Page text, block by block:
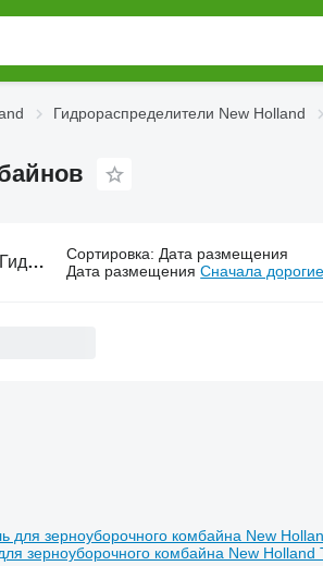
Гидрораспределители New Holland
Гидрораспределители New Holland для комбайнов Сортировка: Дата размещения
Дата размещения Сначала дорогие
зерноуборочного комбайна New Holland